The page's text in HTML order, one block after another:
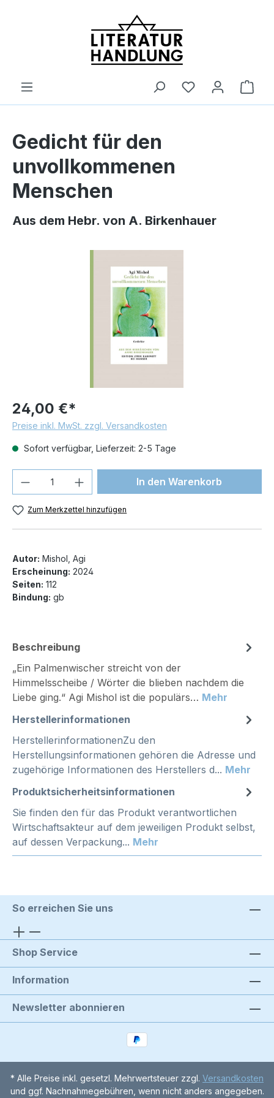
Gedicht für den
unvollkommenen
Menschen
Aus dem Hebr. von A. Birkenhauer
24,00 €*
Preise inkl. MwSt. zzgl. Versandkosten
Sofort verfügbar, Lieferzeit: 2-5 Tage
Produkt Anzahl: Gib denIn den Warenkorb
Zum Merkzettel hinzufügen
Autor: Mishol, Agi
Erscheinung: 2024
Seiten: 112
Bindung: gb
Beschreibung
„Ein Palmenwischer streicht von der
Himmelsscheibe / Wörter die blieben nachdem die
Liebe ging.“ Agi Mishol ist die populärs… Mehr
Herstellerinformationen
HerstellerinformationenZu den
Herstellungsinformationen gehören die Adresse und
zugehörige Informationen des Herstellers d... Mehr
Produktsicherheitsinformationen
Sie finden den für das Produkt verantwortlichen
Wirtschaftsakteur auf dem jeweiligen Produkt selbst,
auf dessen Verpackung... Mehr
So erreichen Sie uns
Shop Service
Information
Newsletter abonnieren
* Alle Preise inkl. gesetzl. Mehrwertsteuer zzgl. Versandkosten
und ggf. Nachnahmegebühren, wenn nicht anders angegeben.